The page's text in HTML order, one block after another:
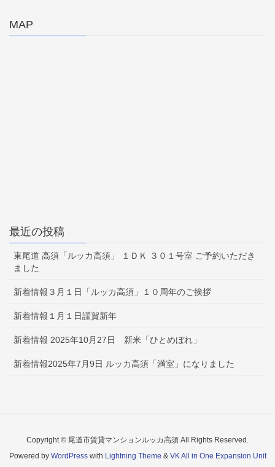
MAP
最近の投稿
東尾道 高須「ルッカ高須」 １ＤＫ ３０１号室 ご予約いただき
ました
新着情報３月１日「ルッカ高須」１０周年のご挨拶
新着情報１月１日謹賀新年
新着情報 2025年10月27日 新米「ひとめぼれ」
新着情報2025年7月9日 ルッカ高須「満室」になりました
Copyright © 尾道市賃貸マンションルッカ高須 All Rights Reserved.
Powered by WordPresswith Lightning Theme & VK All in One Expansion Unit